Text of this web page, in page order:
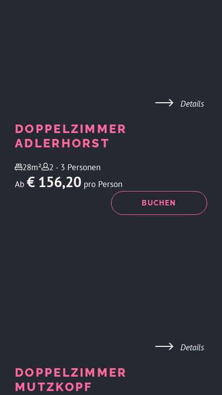
DOPPELZIMMER
ADLERHORST
28m²
2 - 3 Personen
Ab € 156,20 pro Person
BUCHEN
Details
DOPPELZIMMER
MUTZKOPF
Details